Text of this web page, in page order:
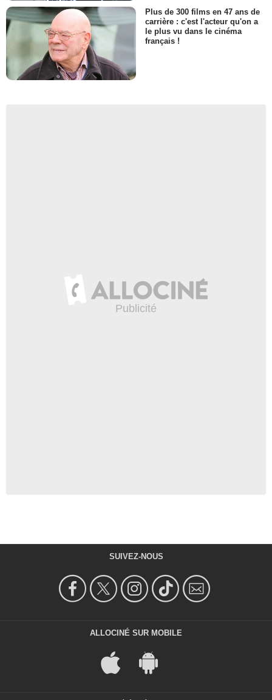
Plus de 300 films en 47 ans de
carrière : c'est l'acteur qu'on a
le plus vu dans le cinéma
français !
SUIVEZ-NOUS
ALLOCINÉ SUR MOBILE